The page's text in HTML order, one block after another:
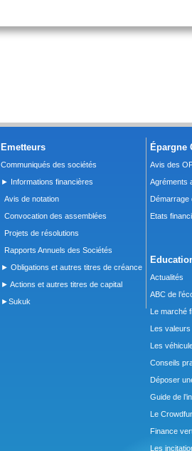
Emetteurs
Communiqués des sociétés
► Informations financières
Avis de notation
Convocation des assemblées
Projets de résolutions
Rapports Annuels des Sociétés
► Obligations et autres titres de créance
► Actions et autres titres de capital
►Sukuk
Épargne
Avis des
Agréments
Démarrage
Etats
Actualités
ABC de
Le marché
Les valeurs
Les
Conseils
Déposer
Guide de
Le
Finance
Les